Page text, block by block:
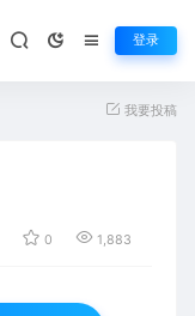
登录
我要投稿
0 1,883